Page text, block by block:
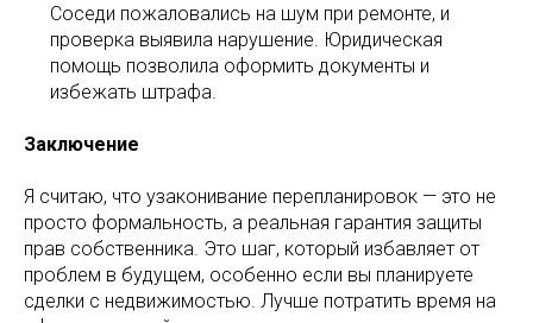
Соседи пожаловались на шум при ремонте, и
проверка выявила нарушение. Юридическая
помощь позволила оформить документы и
избежать штрафа.
Заключение
Я считаю, что узаконивание перепланировок — это не
просто формальность, а реальная гарантия защиты
прав собственника. Это шаг, который избавляет от
проблем в будущем, особенно если вы планируете
сделки с недвижимостью. Лучше потратить время на